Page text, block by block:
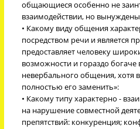
общающиеся особенно не
взаимодействии, но
• Какому виду общения
посредством речи и является
предоставляет человеку
возможности и гораздо богаче
невербального общения, хотя
полностью его заменить»:
• Какому типу характерно -
на нарушение совместной
препятствий: конкуренция;